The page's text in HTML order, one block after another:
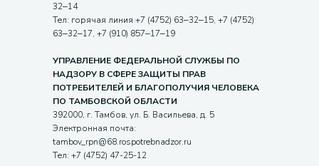
32‒14
Тел: горячая линия +7 (4752) 63‒32‒15, +7 (4752)
63‒32‒17, +7 (910) 857‒17‒19
УПРАВЛЕНИЕ ФЕДЕРАЛЬНОЙ СЛУЖБЫ ПО
НАДЗОРУ В СФЕРЕ ЗАЩИТЫ ПРАВ
ПОТРЕБИТЕЛЕЙ И БЛАГОПОЛУЧИЯ ЧЕЛОВЕКА
ПО ТАМБОВСКОЙ ОБЛАСТИ
392000, г. Тамбов, ул. Б. Васильева, д. 5
Электронная почта:
tambov_rpn@68.rospotrebnadzor.ru
Тел: +7 (4752) 47-25-12